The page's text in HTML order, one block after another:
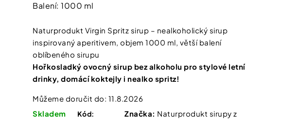
produktu
0,0
z
5
hvězdiček.
Balení: 1000 ml
Naturprodukt Virgin Spritz sirup – nealkoholický sirup
inspirovaný aperitivem, objem 1000 ml, větší balení
oblíbeného sirupu
Hořkosladký ovocný sirup bez alkoholu pro stylové letní
drinky, domácí koktejly i nealko spritz!
Můžeme doručit do: 11.8.2026
Skladem
Kód:
Značka: Naturprodukt sirupy z
NATURPRODUKT IZOFET SLIM
188 Kč